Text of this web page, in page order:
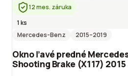
12 mes. záruka
1 ks
Mercedes-Benz
2015–2019
Okno ľavé predné
Shooting Brake (X117) 2015